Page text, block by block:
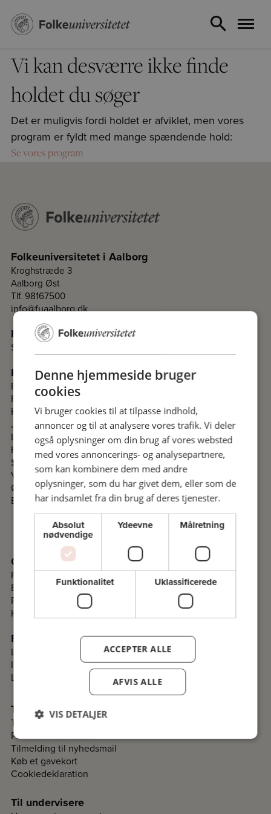
Vi kan desværre ikke finde
holdet du søger
Det er muligvis fordi holdet er afviklet, men vores
program er fyldt med mange spændende hold:
Se vores program
Folkeuniversitetet i Aalborg
Kroghstræde 3
Aalborg Øst
Tlf. 98167500
info@fuaalborg.dk
Kontakt
Sekretariat
Kontakt komiteer i Nordjylland
Brønderslev
Frederikshavn
Hjørring
Jammerbugt
Læsø
Hobro- og Mariagerfjord
Skagen
Vesthimmerland
Østhimmerland
Bornholm
Om Folkeuniversitetet
Fakta
Bestyrelse
Programråd
Historie
Folkeuniversitetskomitéer
Lav en komité i dit lokalområde
Information til komiteer
Login til komitéer
Til deltagere
Tilmelding og betaling
Praktisk information
Tilmelding til nyhedsmail
Køb et gavekort
Cookiedeklaration
Til undervisere
Denne hjemmeside bruger
cookies
Vi bruger cookies til at tilpasse indhold,
annoncer og til at analysere vores trafik. Vi deler
også oplysninger om din brug af vores websted
med vores annoncerings- og analysepartnere,
som kan kombinere dem med andre
oplysninger, som du har givet dem, eller som de
har indsamlet fra din brug af deres tjenester.
Absolut
nødvendige
Ydeevne Målretning
Funktionalitet Uklassificerede
ACCEPTER ALLE
AFVIS ALLE
VIS DETALJER